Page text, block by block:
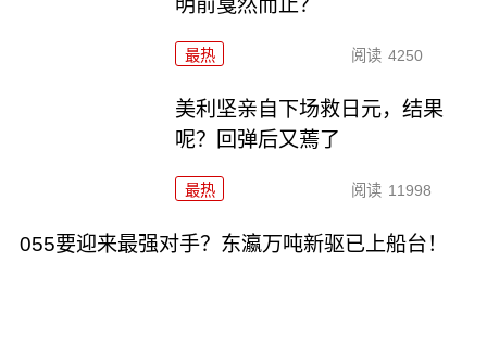
明前戛然而止？
最热 阅读 4250
美利坚亲自下场救日元，结果
呢？回弹后又蔫了
最热 阅读 11998
055要迎来最强对手？东瀛万吨新驱已上船台！